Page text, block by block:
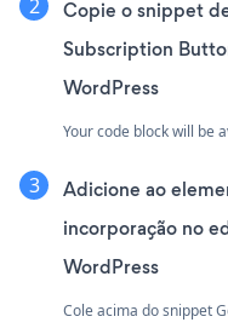
Copie o snippet
Subscription
WordPress
Your code block will be
Adicione ao
incorporação no
WordPress
Cole acima do snippet